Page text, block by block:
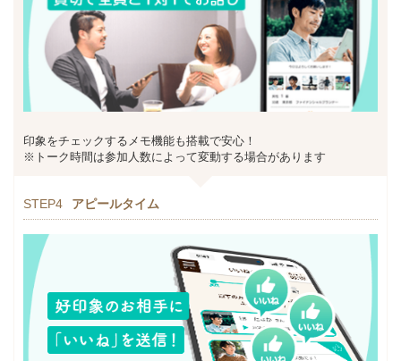
印象をチェックするメモ機能も搭載で安心！
※トーク時間は参加人数によって変動する場合があります
STEP4 アピールタイム